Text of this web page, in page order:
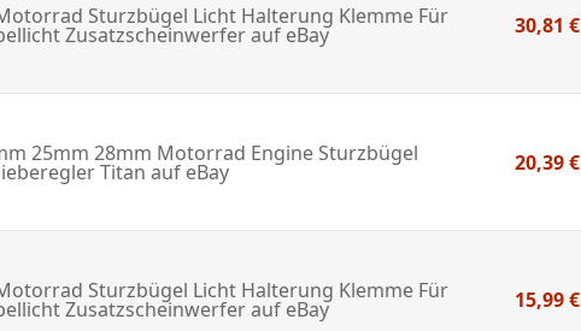
Sturzbügel Licht Halterung Klemme Für
Zusatzscheinwerferauf eBay 30,81 €
25mm 28mm Motorrad Engine Sturzbügel
Titan auf eBay 20,39 €
Sturzbügel Licht Halterung Klemme Für
Zusatzscheinwerferauf eBay 15,99 €